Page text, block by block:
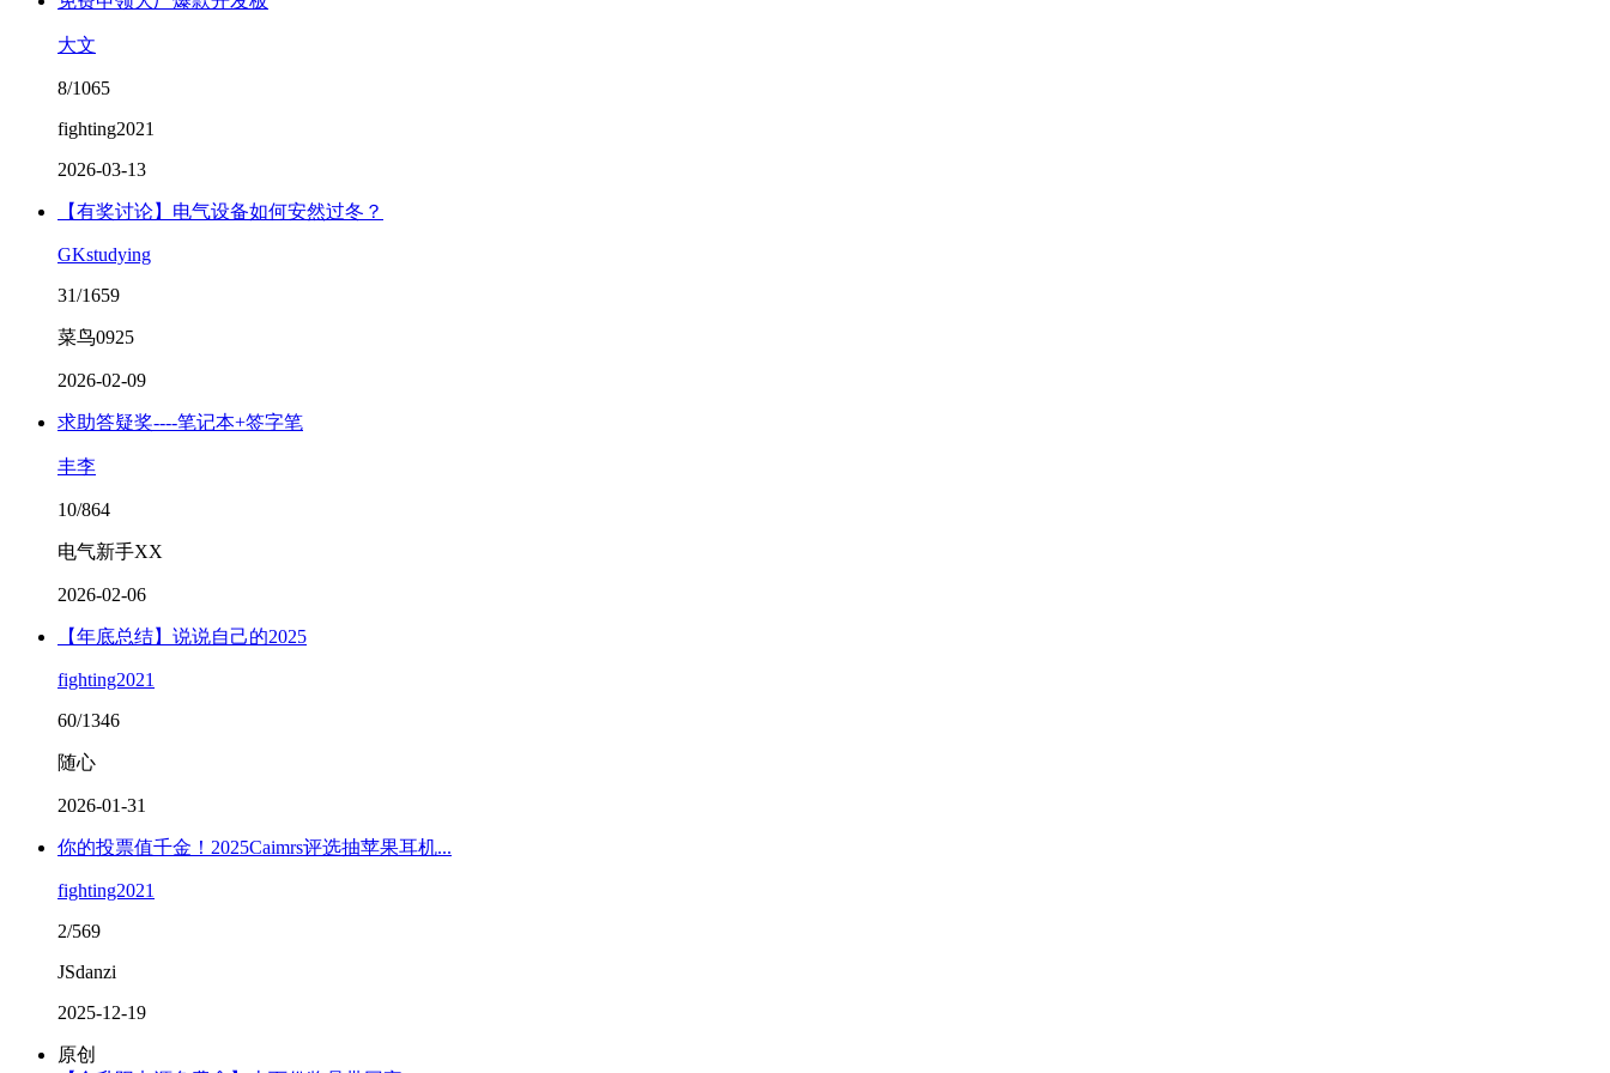
大文
8/1065
fighting2021
2026-03-13
【有奖讨论】电气设备如何安然过冬？
GKstudying
31/1659
菜鸟0925
2026-02-09
求助答疑奖----笔记本+签字笔
丰李
10/864
电气新手XX
2026-02-06
【年底总结】说说自己的2025
fighting2021
60/1346
随心
2026-01-31
你的投票值千金！2025Caimrs评选抽苹果耳机...
fighting2021
2/569
JSdanzi
2025-12-19
原创